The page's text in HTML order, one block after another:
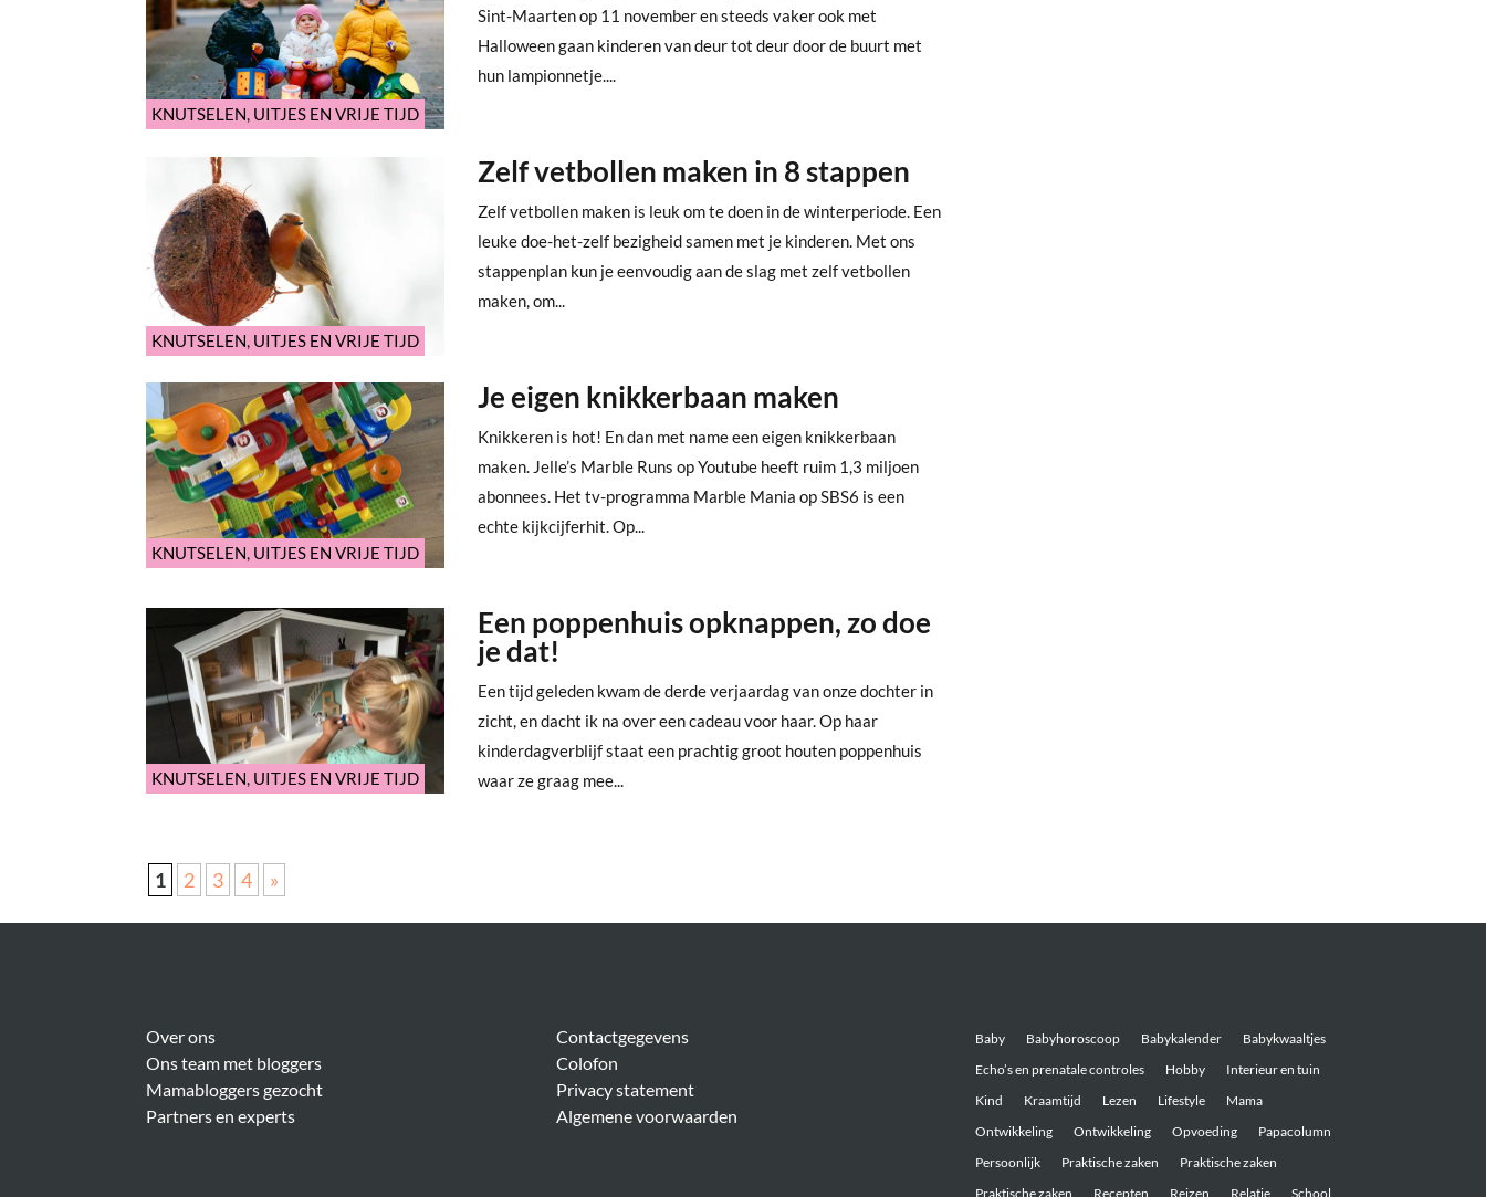
KNUTSELEN, UITJES EN VRIJE TIJD
Sint-Maarten op 11 november en steeds vaker ook met
Halloween gaan kinderen van deur tot deur door de buurt met
hun lampionnetje....
KNUTSELEN, UITJES EN VRIJE TIJD
Zelf vetbollen maken in 8 stappen
Zelf vetbollen maken is leuk om te doen in de winterperiode. Een
leuke doe-het-zelf bezigheid samen met je kinderen. Met ons
stappenplan kun je eenvoudig aan de slag met zelf vetbollen
maken, om...
KNUTSELEN, UITJES EN VRIJE TIJD
Je eigen knikkerbaan maken
Knikkeren is hot! En dan met name een eigen knikkerbaan
maken. Jelle’s Marble Runs op Youtube heeft ruim 1,3 miljoen
abonnees. Het tv-programma Marble Mania op SBS6 is een
echte kijkcijferhit. Op...
KNUTSELEN, UITJES EN VRIJE TIJD
Een poppenhuis opknappen, zo doe
je dat!
Een tijd geleden kwam de derde verjaardag van onze dochter in
zicht, en dacht ik na over een cadeau voor haar. Op haar
kinderdagverblijf staat een prachtig groot houten poppenhuis
waar ze graag mee...
1 2 3 4 »
Over ons
Ons team met bloggers
Mamabloggers gezocht
Partners en experts
Contactgegevens
Colofon
Privacy statement
Algemene voorwaarden
Baby Babyhoroscoop Babykalender
Babykwaaltjes
Echo’s en prenatale controles
Hobby
Interieur en tuin
Kind
Kraamtijd Lezen Lifestyle
Mama
Ontwikkeling
Ontwikkeling Opvoeding
Papacolumn
Persoonlijk
Praktische zaken
Praktische zaken
Praktische zaken
Recepten Reizen Relatie
School